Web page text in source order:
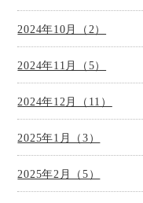
2024年10月（2）
2024年11月（5）
2024年12月（11）
2025年1月（3）
2025年2月（5）